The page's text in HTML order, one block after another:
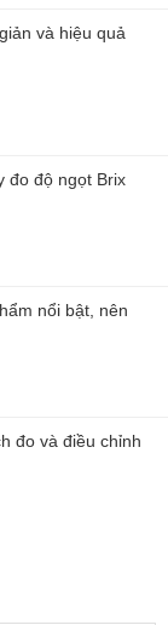
và hiệu quả
đo độ ngọt Brix
nổi bật, nên
đo và điều chỉnh